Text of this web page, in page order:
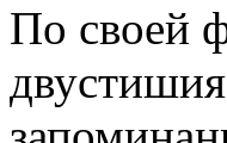
По своей